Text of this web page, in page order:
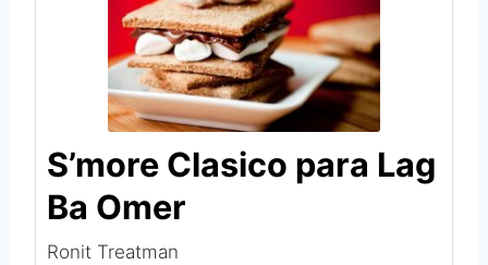
S’more Clasico para Lag
Ba Omer
Ronit Treatman